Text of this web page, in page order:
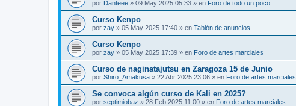
por Danteee » 09 May 2025 05:33 » en Foro de todo un poco
Curso Kenpo
por zay » 05 May 2025 17:40 » en Tablón de anuncios
Curso Kenpo
por zay » 05 May 2025 17:39 » en Foro de artes marciales
Curso de naginatajutsu en Zaragoza 15 de Junio
por Shiro_Amakusa » 22 Abr 2025 23:06 » en Foro de artes marciales
Se convoca algún curso de Kali en 2025?
por septimiobaz » 28 Feb 2025 11:00 » en Foro de artes marciales